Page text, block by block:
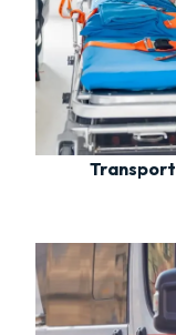
Transport